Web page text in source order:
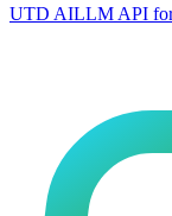
UTD AILLM API